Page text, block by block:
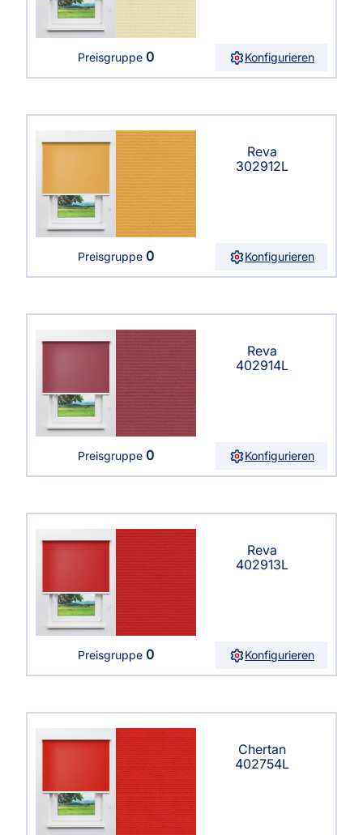
Preisgruppe 0 Konfigurieren
Reva
302912L
Preisgruppe 0 Konfigurieren
Reva
402914L
Preisgruppe 0 Konfigurieren
Reva
402913L
Preisgruppe 0 Konfigurieren
Chertan
402754L